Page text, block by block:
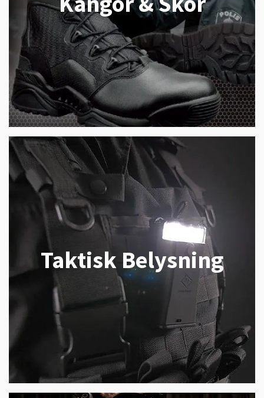
Taktisk Belysning